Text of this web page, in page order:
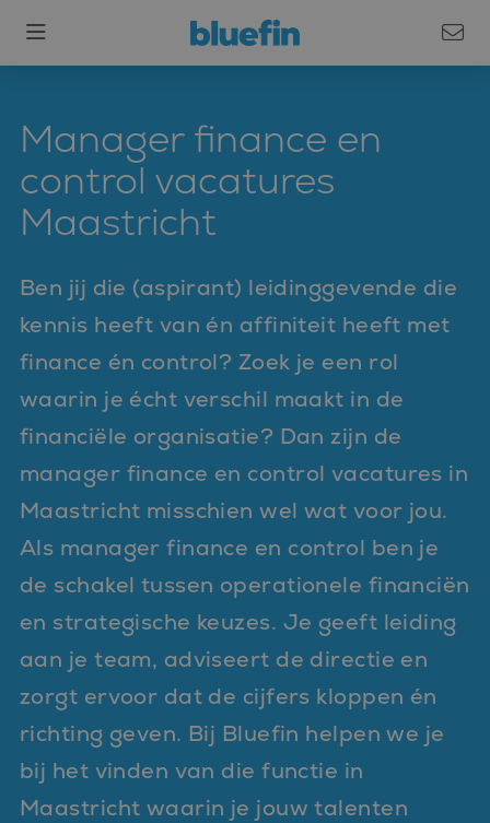
Manager finance en
control vacatures
Maastricht
Ben jij die (aspirant) leidinggevende die
kennis heeft van én affiniteit heeft met
finance én control? Zoek je een rol
waarin je écht verschil maakt in de
financiële organisatie? Dan zijn de
manager finance en control vacatures in
Maastricht misschien wel wat voor jou.
Als manager finance en control ben je
de schakel tussen operationele financiën
en strategische keuzes. Je geeft leiding
aan je team, adviseert de directie en
zorgt ervoor dat de cijfers kloppen én
richting geven. Bij Bluefin helpen we je
bij het vinden van die functie in
Maastricht waarin je jouw talenten